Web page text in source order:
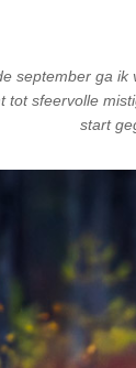
september ga ik
tot sfeervolle
start